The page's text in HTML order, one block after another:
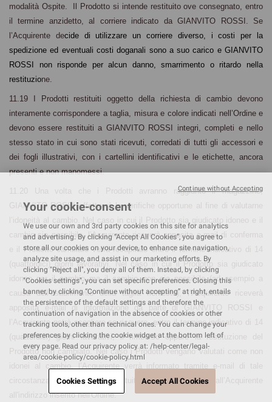
modalità Ospite. Il Prodotto si intende restituito ove consegnato, entro
il termine anzidetto, al corriere indicato da GIANVITO ROSSI. Se
l’Acquirente decide di utilizzare un corriere diverso, i costi per la
spedizione ed eventuali costi doganali sono a suo carico e GIANVITO
ROSSI non risponde per alcun danno, smarrimento o ritardo nella
restituzione.
11.19 I Prodotti restituiti oggetto della richiesta di cambio devono
interamente corrispondere a taglia, misura e colore indicati nell’Ordine e
devono essere restituiti a GIANVITO ROSSI integri, completi e nello
stesso stato in cui sono stati ricevuti, corredati di tutti gli accessori e
dei fogli illustrativi, con i cartellini identificativi e le etichette, ancora
presenti e non manomessi.
11.20 Una volta che i Prodotti avranno raggiunto il magazzino,
GIANVITO ROSSI effettuerà le verifiche opportune al fine di valutarne
l’idoneità al cambio. Nel caso in cui il Prodotto sia giudicato idoneo e il
cambio sia possibile, l’Acquirente riceverà apposita e-mail di conferma
e il Prodotto cambiato verrà recapitato entro il termine indicativo di 14
(quattordici) giorni lavorativi. Nel caso in cui il Prodotto sia giudicato
idoneo per il cambio ma il cambio non sia possibile (ad esempio a
causa dell’esaurimento della taglia richiesta), l’Acquirente riceverà
apposita e-mail di informazione da parte di GIANVITO ROSSI e
l’Acquirente potrà scegliere se ricevere, entro il termine indicativo di 14
(quattordici) giorni lavorativi, il rimborso oppure la restituzione del
Prodotto non cambiato. Nel caso i Prodotti vengano valutati come non
idonei al cambio, l’Acquirente verrà informato tramite e-mail di tale
circostanza e i Prodotti restituiti verranno rispediti all’Acquirente
all'indirizzo inserito nell'Ordine.
Your cookie-consent
We use our own and 3rd party cookies on this site for analytics
and advertising. By clicking “Accept All Cookies”, you agree to
store all our cookies on your device, to enhance site navigation,
analyze site usage, and assist in our marketing efforts. By
clicking "Reject all", you deny all of them. Instead, by clicking
"Cookies settings", you can set specific preferences. Closing this
banner, by clicking “Continue without accepting” at right, entails
the persistence of the default settings and therefore the
continuation of navigation in the absence of cookies or other
tracking tools, other than technical ones. You can change your
preferences by clicking the cookie widget at the bottom left of
every page. Read our privacy policy at: /help-center/legal-
area/cookie-policy/cookie-policy.html
Cookies Settings Accept All Cookies
Continue without Accepting